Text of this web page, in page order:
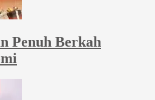
Penuh Berkah